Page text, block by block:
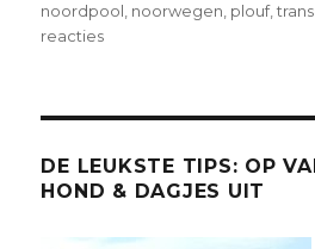
noordpool, noorwegen, plouf,
reactiesop
noorden
DE LEUKSTE TIPS: OP
HOND & DAGJES UIT